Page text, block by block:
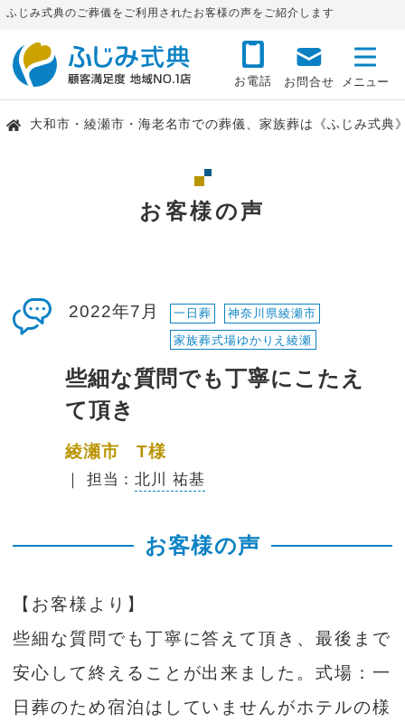
ふじみ式典のご葬儀をご利用されたお客様の声をご紹介します
お電話 お問合せ
大和市・綾瀬市・海老名市での葬儀、家族葬は《ふじみ式典
お客様の声
2022年7月 一日葬
神奈川県綾瀬市
家族葬式場ゆかりえ綾瀬
些細な質問でも丁寧にこたえ
て頂き
綾瀬市 T様
｜ 担当：北川 祐基
お客様の声
【お客様より】
些細な質問でも丁寧に答えて頂き、最後まで
安心して終えることが出来ました。式場：一
日葬のため宿泊はしていませんがホテルの様